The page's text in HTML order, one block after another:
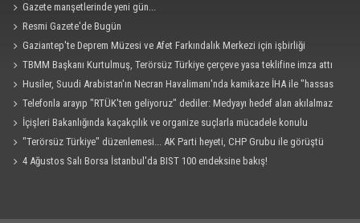
Gazete manşetlerinde yeni gün...
Resmi Gazete'de Bugün
Gaziantep'te Deprem Müzesi ve Afet Farkındalık Merkezi için işbirliği
protokolü imzalandı
TBMM Başkanı Kurtulmuş, Terörsüz Türkiye çerçeve yasa teklifine imza attı
Husiler, Suudi Arabistan'ın Necran Havalimanı'nda kamikaze İHA ile "hassas
bir hedefi" vurduklarını açıkladı
Telefonla arayıp "RTÜK'ten geliyoruz" dediler: Medyayı hedef alan akılalmaz
tuzak ifşa oldu
İçişleri Bakanlığında kaçakçılık ve organize suçlarla mücadele konulu
güvenlik toplantısı yapıldı
"Terörsüz Türkiye" düzenlemesi... AK Parti heyeti, CHP Grubu ile görüştü
4 Ağustos Salı Borsa İstanbul'da BIST 100 endeksine bakış!